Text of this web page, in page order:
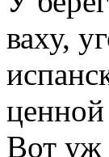
ваху,
Вот уж